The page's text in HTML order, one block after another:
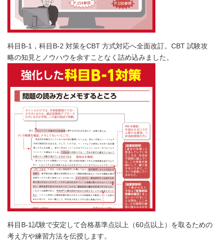
科目B-1，科目B-2 対策をCBT 方式対応へ全面改訂。CBT 試験攻
略の知見とノウハウを余すことなく詰め込みました。
科目B-1試験で安定して合格基準点以上（60点以上）を取るための
考え方や練習方法を伝授します。